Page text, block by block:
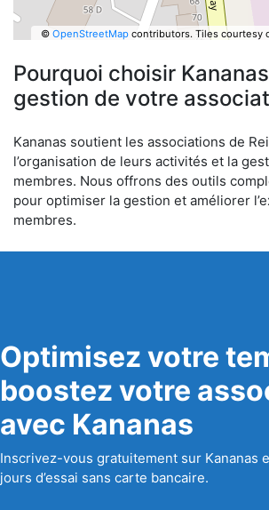
© OpenStreetMapcontributors. Tiles courtesy
Pourquoi choisir
gestion de votre
Kananas soutient les associations de
l’organisation de leurs activités et la
membres. Nous offrons des outils
pour optimiser la gestion et améliorer
membres.
Optimisez votre
boostez votre
avec Kananas
Inscrivez-vous gratuitement sur Kananas
jours d’essai sans carte bancaire.